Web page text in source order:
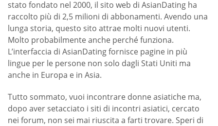
stato fondato nel 2000, il sito web di AsianDating ha
raccolto più di 2,5 milioni di abbonamenti. Avendo una
lunga storia, questo sito attrae molti nuovi utenti.
Molto probabilmente anche perché funziona.
L’interfaccia di AsianDating fornisce pagine in più
lingue per le persone non solo dagli Stati Uniti ma
anche in Europa e in Asia.
Tutto sommato, vuoi incontrare donne asiatiche ma,
dopo aver setacciato i siti di incontri asiatici, cercato
nei forum, non sei mai riuscita a farti trovare. Speri di